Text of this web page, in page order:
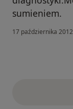
sumieniem.
17 października 2012